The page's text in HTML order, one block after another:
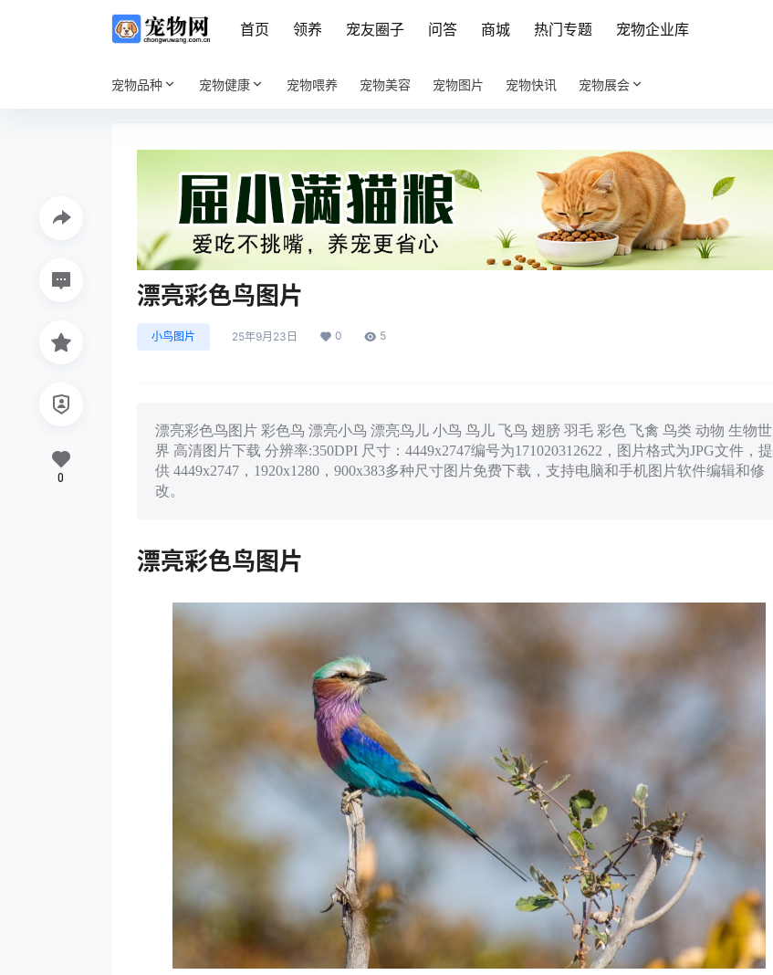
首页 领养 宠友圈子 问答 商城 热门专题 宠物企业库
宠物品种 宠物健康 宠物喂养 宠物美容 宠物图片 宠物快讯 宠物展会
漂亮彩色鸟图片
小鸟图片 25年9月23日 0 5
漂亮彩色鸟图片 彩色鸟 漂亮小鸟 漂亮鸟儿 小鸟 鸟儿 飞鸟 翅膀 羽毛 彩色 飞禽 鸟类 动物 生物世
界 高清图片下载 分辨率:350DPI 尺寸：4449x2747编号为171020312622，图片格式为JPG文件，提
供 4449x2747，1920x1280，900x383多种尺寸图片免费下载，支持电脑和手机图片软件编辑和修
改。
漂亮彩色鸟图片
0